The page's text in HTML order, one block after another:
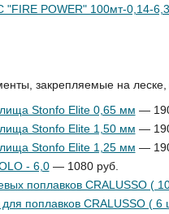
POWER" 100мт-0,14-
закрепляемые на
Stonfo Elite 0,65 мм —
Stonfo Elite 1,50 мм —
Stonfo Elite 1,25 мм —
- 6,0— 1080 руб.
поплавков CRALUSSO (
поплавков CRALUSSO ( 6